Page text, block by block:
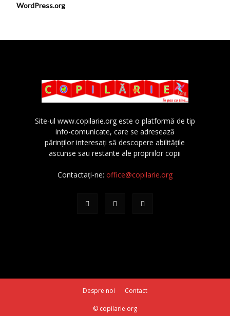
WordPress.org
Site-ul www.copilarie.org este o platformă de tip
info-comunicate, care se adresează
părinţilor interesaţi să descopere abilităţile
ascunse sau restante ale propriilor copii
Contactați-ne: office@copilarie.org
Despre noi Contact
© copilarie.org